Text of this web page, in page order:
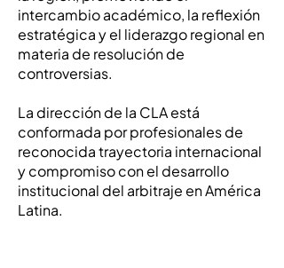
intercambio académico, la reflexión
estratégica y el liderazgo regional en
materia de resolución de
controversias.
La dirección de la CLA está
conformada por profesionales de
reconocida trayectoria internacional
y compromiso con el desarrollo
institucional del arbitraje en América
Latina.